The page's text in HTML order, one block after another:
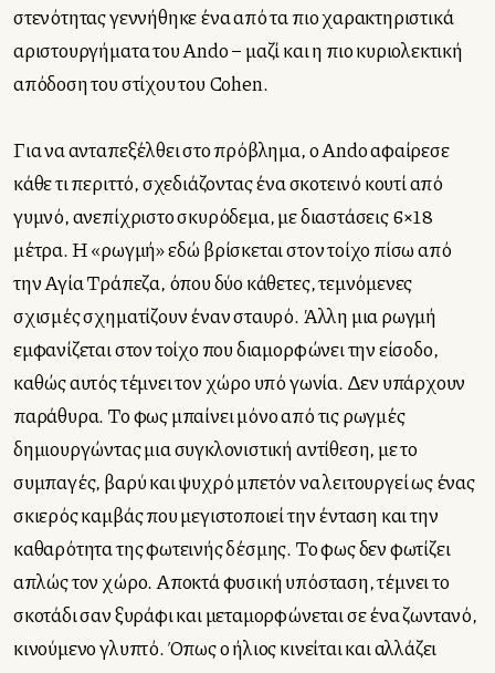
στενότητας γεννήθηκε ένα από τα πιο χαρακτηριστικά
αριστουργήματα του Ando – μαζί και η πιο κυριολεκτική
απόδοση του στίχου του Cohen.
Για να ανταπεξέλθει στο πρόβλημα, ο Ando αφαίρεσε
κάθε τι περιττό, σχεδιάζοντας ένα σκοτεινό κουτί από
γυμνό, ανεπίχριστο σκυρόδεμα, με διαστάσεις 6×18
μέτρα. Η «ρωγμή» εδώ βρίσκεται στον τοίχο πίσω από
την Αγία Τράπεζα, όπου δύο κάθετες, τεμνόμενες
σχισμές σχηματίζουν έναν σταυρό. Άλλη μια ρωγμή
εμφανίζεται στον τοίχο που διαμορφώνει την είσοδο,
καθώς αυτός τέμνει τον χώρο υπό γωνία. Δεν υπάρχουν
παράθυρα. Το φως μπαίνει μόνο από τις ρωγμές
δημιουργώντας μια συγκλονιστική αντίθεση, με το
συμπαγές, βαρύ και ψυχρό μπετόν να λειτουργεί ως ένας
σκιερός καμβάς που μεγιστοποιεί την ένταση και την
καθαρότητα της φωτεινής δέσμης. Το φως δεν φωτίζει
απλώς τον χώρο. Αποκτά φυσική υπόσταση, τέμνει το
σκοτάδι σαν ξυράφι και μεταμορφώνεται σε ένα ζωντανό,
κινούμενο γλυπτό. Όπως ο ήλιος κινείται και αλλάζει